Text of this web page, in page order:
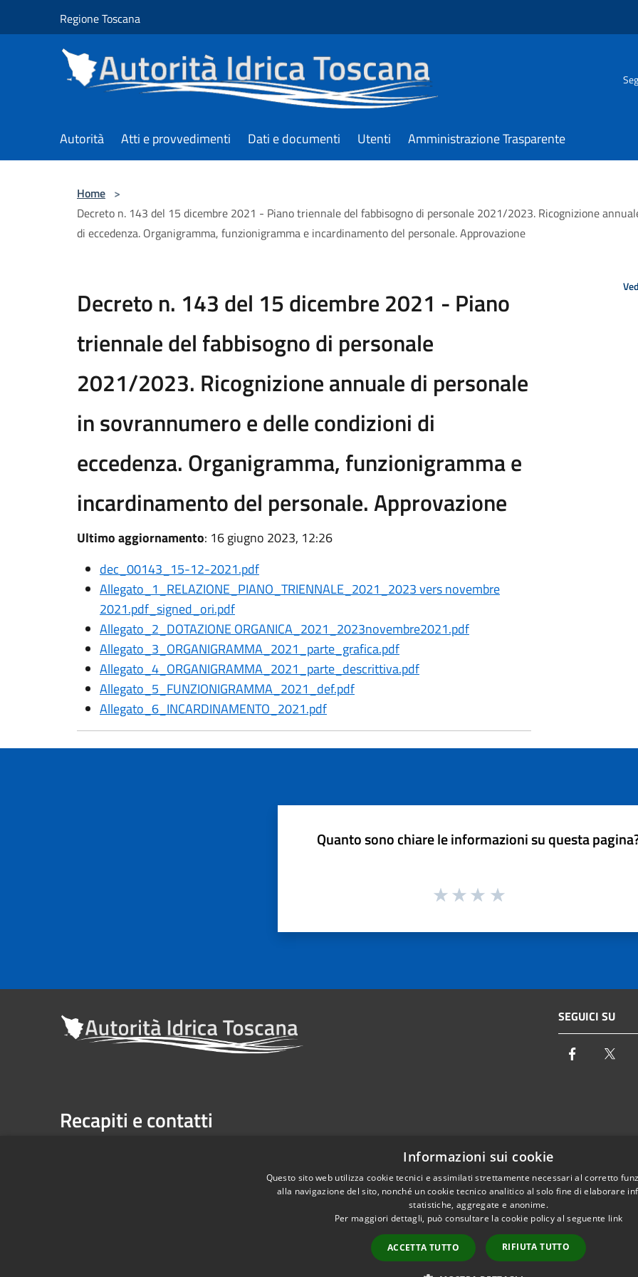
Regione Toscana
Autorità Atti e provvedimenti Dati e documenti Utenti Amministrazione Trasparente
Home >
Decreto n. 143 del 15 dicembre 2021 - Piano triennale del fabbisogno di personale 2021/2023. Ricognizione
di eccedenza. Organigramma, funzionigramma e incardinamento del personale. Approvazione
Decreto n. 143 del 15 dicembre 2021 - Piano
triennale del fabbisogno di personale
2021/2023. Ricognizione annuale di personale
in sovrannumero e delle condizioni di
eccedenza. Organigramma, funzionigramma e
incardinamento del personale. Approvazione
Ultimo aggiornamento: 16 giugno 2023, 12:26
dec_00143_15-12-2021.pdf
Allegato_1_RELAZIONE_PIANO_TRIENNALE_2021_2023 vers novembre
2021.pdf_signed_ori.pdf
Allegato_2_DOTAZIONE ORGANICA_2021_2023novembre2021.pdf
Allegato_3_ORGANIGRAMMA_2021_parte_grafica.pdf
Allegato_4_ORGANIGRAMMA_2021_parte_descrittiva.pdf
Allegato_5_FUNZIONIGRAMMA_2021_def.pdf
Allegato_6_INCARDINAMENTO_2021.pdf
Quanto sono chiare le informazioni su questa
SEGUICI SU
Facebook
Recapiti e contatti
Casella Postale n. 1485 | U.P. Firenze, 7 Via G. Verdi - 50122 Firenze
Email:info@autoritaidrica.toscana.it
Pec:protocollo@pec.autoritaidrica.toscana.it
IPA Indice delle Pubbliche Amministrazioni
Elenco contatti interni
Informazioni sui cookie
Questo sito web utilizza cookie tecnici e assimilati strettamente necessari al corretto
alla navigazione del sito, nonché un cookie tecnico analitico al solo fine di elaborare
statistiche, aggregate e anonime.
Per maggiori dettagli, può consultare la cookie policy al seguente link
ACCETTA TUTTO RIFIUTA TUTTO